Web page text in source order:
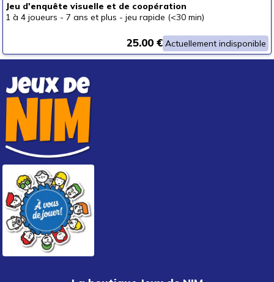
Jeu d'enquête visuelle et de coopération
1 à 4 joueurs - 7 ans et plus - jeu rapide (<30 min)
Actuellement indisponible
25.00 €